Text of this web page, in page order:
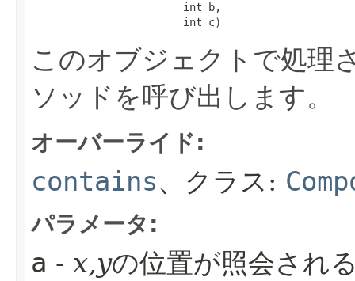
                        int b,
                        int c)
このオブジェクトで処理
ソッドを呼び出します。
オーバーライド:
contains、クラス:
パラメータ:
a - x,yの位置が照会され